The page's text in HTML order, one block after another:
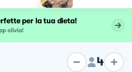
per la tua dieta!
olivia!
4